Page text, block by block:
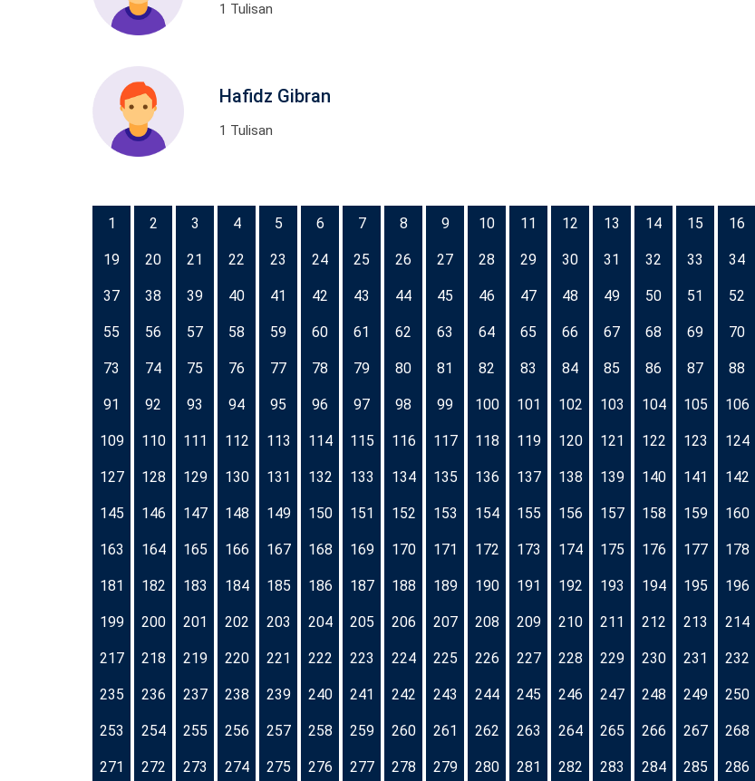
1 Tulisan
Hafidz Gibran
1 Tulisan
1 2 3 4 5 6 7 8 9 10 11 12 13 14 15 16
19 20 21 22 23 24 25 26 27 28 29 30 31 32 33 34
37 38 39 40 41 42 43 44 45 46 47 48 49 50 51 52
55 56 57 58 59 60 61 62 63 64 65 66 67 68 69 70
73 74 75 76 77 78 79 80 81 82 83 84 85 86 87 88
91 92 93 94 95 96 97 98 99 100 101 102 103 104 105 106
109 110 111 112 113 114 115 116 117 118 119 120 121 122 123 124
127 128 129 130 131 132 133 134 135 136 137 138 139 140 141 142
145 146 147 148 149 150 151 152 153 154 155 156 157 158 159 160
163 164 165 166 167 168 169 170 171 172 173 174 175 176 177 178
181 182 183 184 185 186 187 188 189 190 191 192 193 194 195 196
199 200 201 202 203 204 205 206 207 208 209 210 211 212 213 214
217 218 219 220 221 222 223 224 225 226 227 228 229 230 231 232
235 236 237 238 239 240 241 242 243 244 245 246 247 248 249 250
253 254 255 256 257 258 259 260 261 262 263 264 265 266 267 268
271 272 273 274 275 276 277 278 279 280 281 282 283 284 285 286